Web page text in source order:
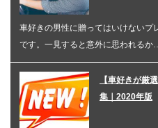
車好きの男性に贈ってはいけないプ
です。一見すると意外に思われるか…
【車好きが厳
集｜2020年版